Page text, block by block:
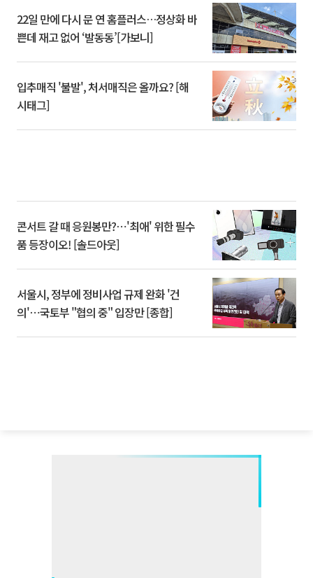
22일 만에 다시 문 연 홈플러스…정상화 바
쁜데 재고 없어 ‘발동동’[가보니]
입추매직 '불발', 처서매직은 올까요? [해
시태그]
콘서트 갈 때 응원봉만?⋯'최애' 위한 필수
품 등장이오! [솔드아웃]
서울시, 정부에 정비사업 규제 완화 '건
의'⋯국토부 "협의 중" 입장만 [종합]